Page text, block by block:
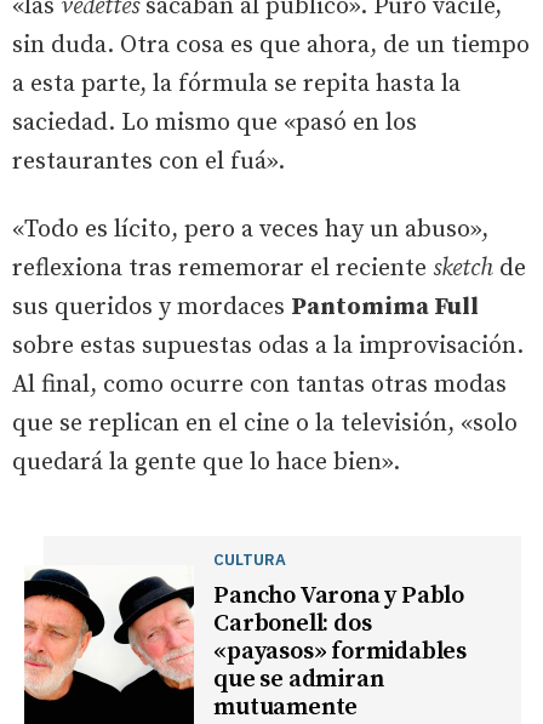
«las vedettes sacaban al público». Puro vacile,
sin duda. Otra cosa es que ahora, de un tiempo
a esta parte, la fórmula se repita hasta la
saciedad. Lo mismo que «pasó en los
restaurantes con el fuá».
«Todo es lícito, pero a veces hay un abuso»,
reflexiona tras rememorar el reciente sketch de
sus queridos y mordaces Pantomima Full
sobre estas supuestas odas a la improvisación.
Al final, como ocurre con tantas otras modas
que se replican en el cine o la televisión, «solo
quedará la gente que lo hace bien».
CULTURA
Pancho Varona y Pablo
Carbonell: dos
«payasos» formidables
que se admiran
mutuamente